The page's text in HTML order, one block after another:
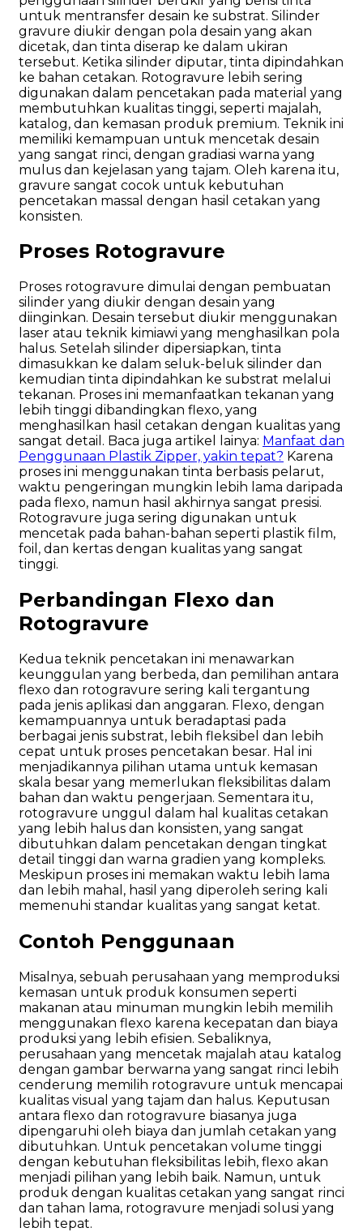
untuk mentransfer desain ke substrat. Silinder
gravure diukir dengan pola desain yang akan
dicetak, dan tinta diserap ke dalam ukiran
tersebut. Ketika silinder diputar, tinta dipindahkan
ke bahan cetakan. Rotogravure lebih sering
digunakan dalam pencetakan pada material yang
membutuhkan kualitas tinggi, seperti majalah,
katalog, dan kemasan produk premium. Teknik ini
memiliki kemampuan untuk mencetak desain
yang sangat rinci, dengan gradiasi warna yang
mulus dan kejelasan yang tajam. Oleh karena itu,
gravure sangat cocok untuk kebutuhan
pencetakan massal dengan hasil cetakan yang
konsisten.
Proses Rotogravure
Proses rotogravure dimulai dengan pembuatan
silinder yang diukir dengan desain yang
diinginkan. Desain tersebut diukir menggunakan
laser atau teknik kimiawi yang menghasilkan pola
halus. Setelah silinder dipersiapkan, tinta
dimasukkan ke dalam seluk-beluk silinder dan
kemudian tinta dipindahkan ke substrat melalui
tekanan. Proses ini memanfaatkan tekanan yang
lebih tinggi dibandingkan flexo, yang
menghasilkan hasil cetakan dengan kualitas yang
sangat detail. Baca juga artikel lainya: Manfaat dan
Penggunaan Plastik Zipper, yakin tepat? Karena
proses ini menggunakan tinta berbasis pelarut,
waktu pengeringan mungkin lebih lama daripada
pada flexo, namun hasil akhirnya sangat presisi.
Rotogravure juga sering digunakan untuk
mencetak pada bahan-bahan seperti plastik film,
foil, dan kertas dengan kualitas yang sangat
tinggi.
Perbandingan Flexo dan
Rotogravure
Kedua teknik pencetakan ini menawarkan
keunggulan yang berbeda, dan pemilihan antara
flexo dan rotogravure sering kali tergantung
pada jenis aplikasi dan anggaran. Flexo, dengan
kemampuannya untuk beradaptasi pada
berbagai jenis substrat, lebih fleksibel dan lebih
cepat untuk proses pencetakan besar. Hal ini
menjadikannya pilihan utama untuk kemasan
skala besar yang memerlukan fleksibilitas dalam
bahan dan waktu pengerjaan. Sementara itu,
rotogravure unggul dalam hal kualitas cetakan
yang lebih halus dan konsisten, yang sangat
dibutuhkan dalam pencetakan dengan tingkat
detail tinggi dan warna gradien yang kompleks.
Meskipun proses ini memakan waktu lebih lama
dan lebih mahal, hasil yang diperoleh sering kali
memenuhi standar kualitas yang sangat ketat.
Contoh Penggunaan
Misalnya, sebuah perusahaan yang memproduksi
kemasan untuk produk konsumen seperti
makanan atau minuman mungkin lebih memilih
menggunakan flexo karena kecepatan dan biaya
produksi yang lebih efisien. Sebaliknya,
perusahaan yang mencetak majalah atau katalog
dengan gambar berwarna yang sangat rinci lebih
cenderung memilih rotogravure untuk mencapai
kualitas visual yang tajam dan halus. Keputusan
antara flexo dan rotogravure biasanya juga
dipengaruhi oleh biaya dan jumlah cetakan yang
dibutuhkan. Untuk pencetakan volume tinggi
dengan kebutuhan fleksibilitas lebih, flexo akan
menjadi pilihan yang lebih baik. Namun, untuk
produk dengan kualitas cetakan yang sangat rinci
dan tahan lama, rotogravure menjadi solusi yang
lebih tepat.